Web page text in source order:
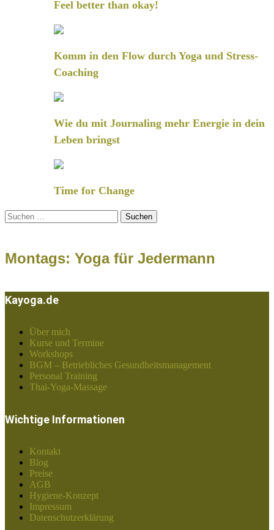
Feel better than okay!
Komm in den Flow durch Yoga und Stress-
Coaching
Wie du mit Journaling mehr Energie in dein
Leben bringst
Time for Change
Suchen
nach:
Montags: Yoga für Jedermann
Kayoga.de
Über mich
Kurse und Termine
Workshops
BGM – Betriebliches Gesundheitsmanagement
Personal Training
Thai-Yoga-Massage
Wichtige Informationen
Kontakt
Blog
Preise
AGB
Hygiene-Konzept
Impressum
Datenschutzerklärung